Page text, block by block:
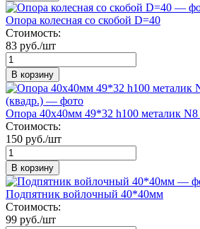
Опора колесная со скобой D=40
Стоимость:
83 руб./шт
В корзину
Опора 40х40мм 49*32 h100 металик N8
Стоимость:
150 руб./шт
В корзину
Подпятник войлочный 40*40мм
Стоимость:
99 руб./шт